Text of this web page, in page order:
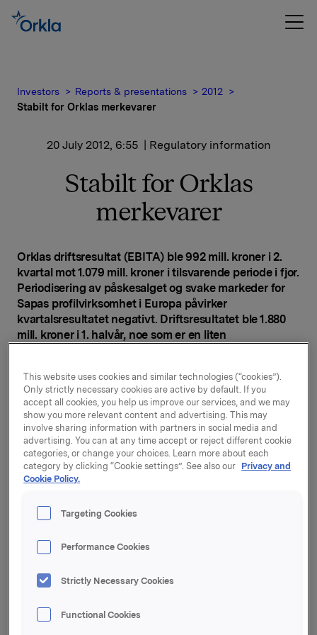
Investors Reports & presentations
2012
Stabilt for Orklas merkevarer
20 July 2012, 6:55 | Regulatory information
Stabilt for Orklas
merkevarer
Orklas driftsresultat (EBITA) ble 992 mill. kroner i 2.
kvartal mot 1.079 mill. kroner i tilsvarende periode i fjor.
Periodisering av påskesalget og svake markeder for
Sapas profilvirksomhet i Europa påvirker
kvartalsresultatet negativt. Driftsresultatet ble 1.880
mill. kroner i 1. halvår, noe som er en liten
Orklas driftsinntekter var 15.145 mill. kroner i 2. kvartal,
mot tilsvarende 15.897 mill. kroner i tilsvarende
periode i 2011.
Hensyntatt periodisering av påskesalget hadde
fjoråret. Det var salgsfremgang innen det nordiske
dagligvaremarkedet, og markedsandelene ble i sum
opprettholdt. Merkevareområdet sto for ca. 60 % av
Orklas resultat.
merkevareselskap. Den nye konsernledelsen har sterk
This website uses cookies and similar technologies (“cookies”).
Only strictly necessary cookies are active by default. If you
accept all cookies, you help us improve our services, and we may
show you more relevant content and advertising. This may
involve sharing information with partners in social media and
advertising. You can at any time accept or reject different cookie
categories, or change your choices. Learn more about each
category by clicking “Cookie settings”. See also our Privacy and
Cookie Policy.
Targeting Cookies
Performance Cookies
Strictly Necessary Cookies
Functional Cookies